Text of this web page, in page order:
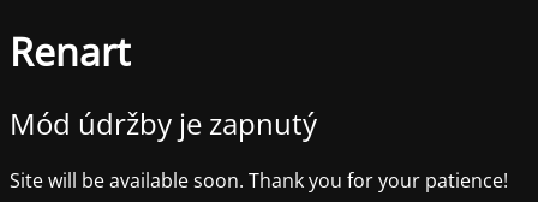
Renart
Mód údržby je zapnutý
Site will be available soon. Thank you for your patience!